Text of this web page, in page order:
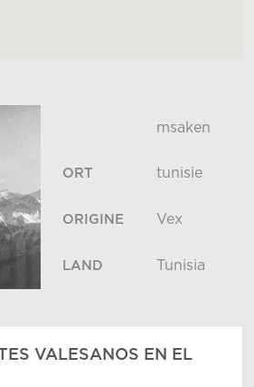
ORT
msaken
tunisie
ORIGINE Vex
LAND Tunisia
VALESANOS EN EL